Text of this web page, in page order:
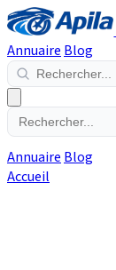
Annuaire Blog
Annuaire Blog
Accueil